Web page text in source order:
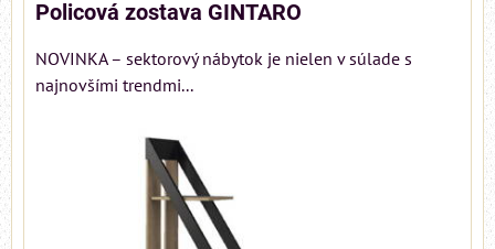
Policová zostava GINTARO
NOVINKA – sektorový nábytok je nielen v súlade s
najnovšími trendmi...